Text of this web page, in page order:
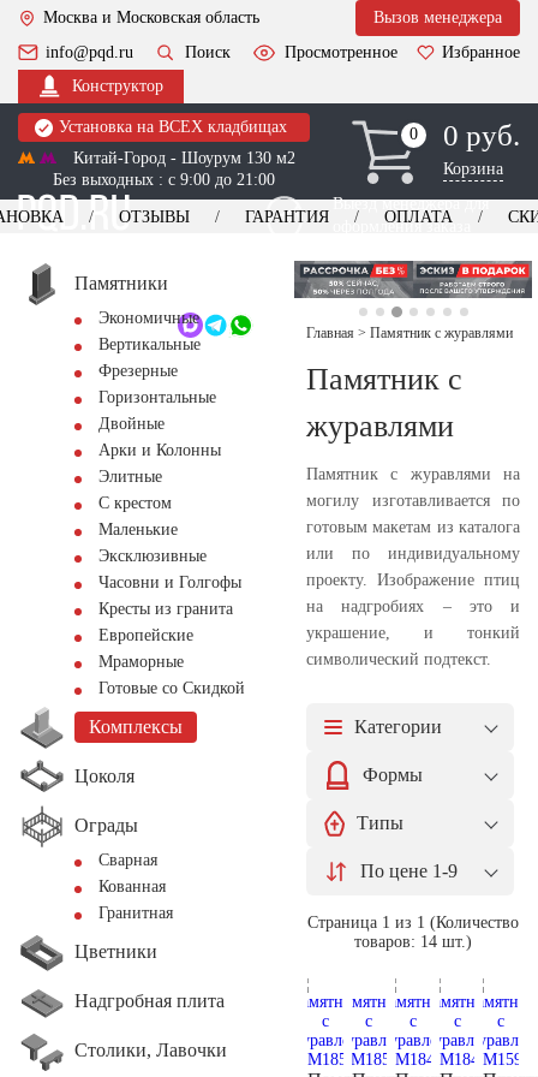
Москва и Московская область
Вызов менеджера
info@pqd.ru
Поиск Просмотренное
Избранное
Конструктор
Установка на ВСЕХ кладбищах
Китай-Город - Шоурум 130 м2
Без выходных : с 9:00 до 21:00
0
0 0 руб.
Корзина
Выезд менеджера для
оформления заказа
+7 (495) 518-44-23
Обратный звонок
ОТЗЫВЫ ГАРАНТИЯ ОПЛАТА
Памятники
Экономичные
Вертикальные
Фрезерные
Горизонтальные
Двойные
Арки и Колонны
Элитные
С крестом
Маленькие
Эксклюзивные
Часовни и Голгофы
Кресты из гранита
Европейские
Мраморные
Готовые со Скидкой
Комплексы
Цоколя
Ограды
Сварная
Кованная
Гранитная
Цветники
Надгробная плита
Столики, Лавочки
Главная > Памятник с журавлями
Памятник с
журавлями
Памятник с журавлями на
могилу изготавливается по
готовым макетам из каталога
или по индивидуальному
проекту. Изображение птиц
на надгробиях – это и
украшение, и тонкий
символический подтекст.
Категории
Формы
Типы
По цене 1-9
Страница 1 из 1 (Количество
товаров: 14 шт.)